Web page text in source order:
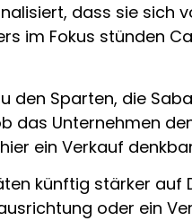
dass sie sich
im Fokus stünden
den Sparten, die
das Unternehmen
ein Verkauf
künftig stärker auf
oder ein